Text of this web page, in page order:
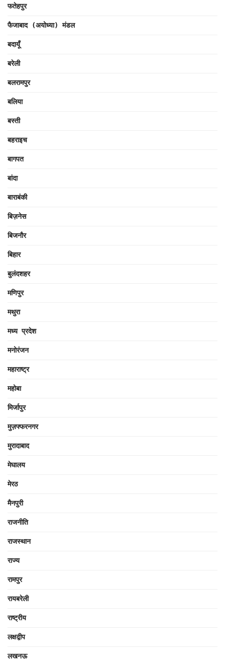
फतेहपुर
फैजाबाद (अयोध्या) मंडल
बदायूँ
बरेली
बलरामपुर
बलिया
बस्ती
बहराइच
बागपत
बांदा
बाराबंकी
बिज़नेस
बिजनौर
बिहार
बुलंदशहर
मणिपुर
मथुरा
मध्य प्रदेश
मनोरंजन
महाराष्ट्र
महोबा
मिर्जापुर
मुज़फ्फरनगर
मुरादाबाद
मेघालय
मेरठ
मैनपुरी
राजनीति
राजस्थान
राज्य
रामपुर
रायबरेली
राष्ट्रीय
लक्षद्वीप
लखनऊ